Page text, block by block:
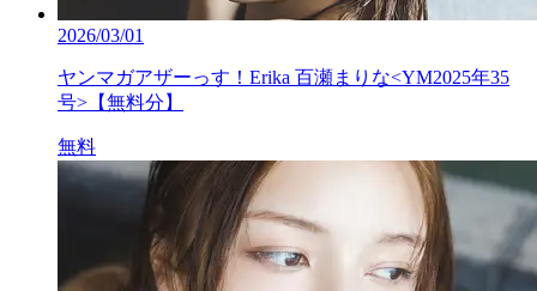
2026/03/01
ヤンマガアザーっす！Erika 百瀬まりな<YM2025年35
号>【無料分】
無料